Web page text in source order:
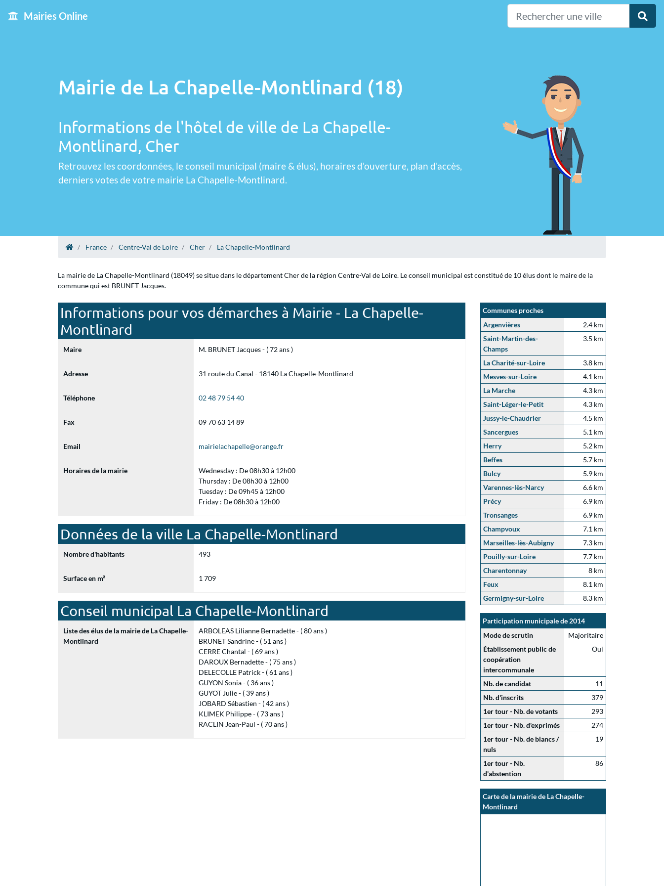
Mairies Online
Mairie de La Chapelle-Montlinard (18)
Informations de l'hôtel de ville de La Chapelle-
Montlinard, Cher
Retrouvez les coordonnées, le conseil municipal (maire & élus), horaires d'ouverture, plan d'accès,
derniers votes de votre mairie La Chapelle-Montlinard.
France Centre-Val de Loire Cher La Chapelle-Montlinard
La mairie de La Chapelle-Montlinard (18049) se situe dans le département Cher de la région Centre-Val de Loire. Le conseil municipal est constitué de 10 élus dont le maire de la
commune qui est BRUNET Jacques.
Informations pour vos démarches à Mairie - La Chapelle-
Montlinard
Maire M. BRUNET Jacques - ( 72 ans )
Adresse 31 route du Canal - 18140 La Chapelle-Montlinard
Téléphone 02 48 79 54 40
Fax 09 70 63 14 89
Email mairielachapelle@orange.fr
Horaires de la mairie
Wednesday : De 08h30 à 12h00
Thursday : De 08h30 à 12h00
Tuesday : De 09h45 à 12h00
Friday : De 08h30 à 12h00
Données de la ville La Chapelle-Montlinard
Nombre d'habitants 493
Surface en m² 1 709
Conseil municipal La Chapelle-Montlinard
Liste des élus de la mairie de La Chapelle-
Montlinard
ARBOLEAS Lilianne Bernadette - ( 80 ans )
BRUNET Sandrine - ( 51 ans )
CERRE Chantal - ( 69 ans )
DAROUX Bernadette - ( 75 ans )
DELECOLLE Patrick - ( 61 ans )
GUYON Sonia - ( 36 ans )
GUYOT Julie - ( 39 ans )
JOBARD Sébastien - ( 42 ans )
KLIMEK Philippe - ( 73 ans )
RACLIN Jean-Paul - ( 70 ans )
Communes proches
Argenvières
2.4 km
Saint-Martin-des-
Champs
3.5 km
La Charité-sur-Loire
3.8 km
Mesves-sur-Loire
4.1 km
La Marche
4.3 km
Saint-Léger-le-Petit
4.3 km
Jussy-le-Chaudrier
4.5 km
Sancergues
5.1 km
Herry
5.2 km
Beffes
5.7 km
Bulcy
5.9 km
Varennes-lès-Narcy
6.6 km
Précy
6.9 km
Tronsanges
6.9 km
Champvoux
7.1 km
Marseilles-lès-Aubigny
7.3 km
Pouilly-sur-Loire
7.7 km
Charentonnay
8 km
Feux
8.1 km
Germigny-sur-Loire
8.3 km
Participation municipale de 2014
Mode de scrutin
Majoritaire
Établissement public de
coopération
intercommunale
Oui
Nb. de candidat
11
Nb. d'inscrits
379
1er tour - Nb. de votants
293
1er tour - Nb. d'exprimés
274
1er tour - Nb. de blancs /
nuls
19
1er tour - Nb.
d'abstention
86
Carte de la mairie de La Chapelle-
Montlinard